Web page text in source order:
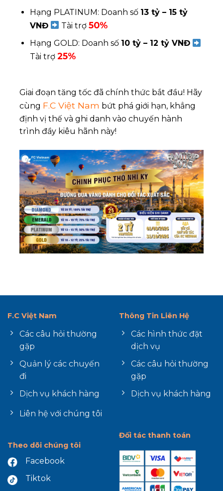
Hạng PLATINUM: Doanh số 13 tỷ – 15 tỷ
VNĐ
Tài trợ50%
Hạng GOLD: Doanh số 10 tỷ – 12 tỷ VNĐ
Tài trợ 25%
Giai đoạn tăng tốc đã chính thức bắt đầu! Hãy
cùng F.C Việt Nam bứt phá giới hạn, khẳng
định vị thế và ghi danh vào chuyến hành
trình đầy kiêu hãnh này!
F.C Việt Nam
Các câu hỏi thường
gặp
Quản lý các chuyến
đi
Dịch vụ khách hàng
Liên hệ với chúng tôi
Thông Tin Liên Hệ
Các hình thức đặt
dịch vụ
Các câu hỏi thường
gặp
Dịch vụ khách hàng
Theo dõi chúng tôi
Facebook
Tiktok
Đối tác thanh toán